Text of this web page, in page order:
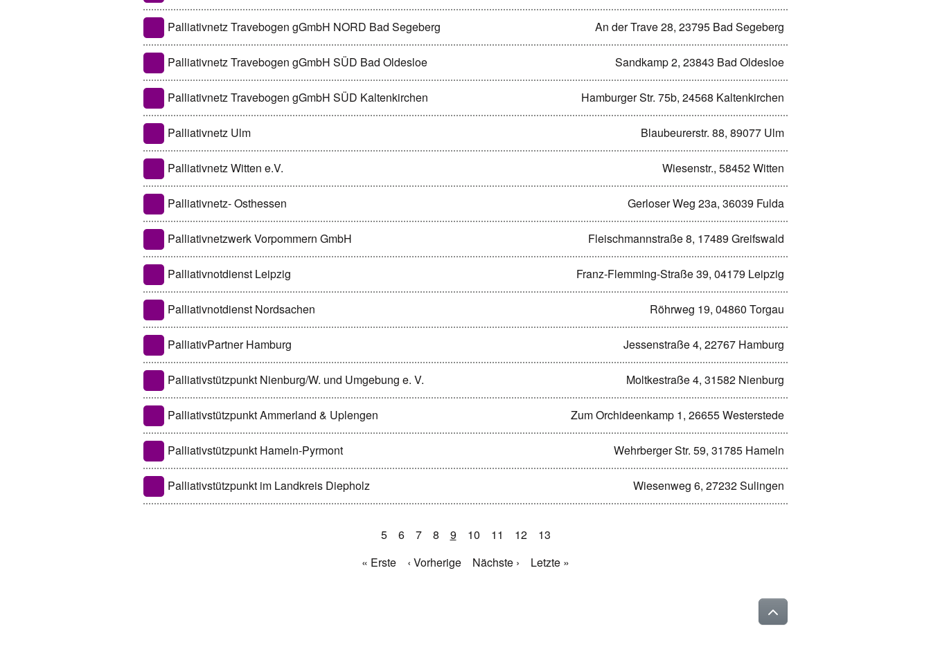
Palliativnetz Travebogen gGmbH NORD Bad Segeberg An der Trave 28, 23795 Bad Segeberg
Palliativnetz Travebogen gGmbH SÜD Bad Oldesloe Sandkamp 2, 23843 Bad Oldesloe
Palliativnetz Travebogen gGmbH SÜD Kaltenkirchen Hamburger Str. 75b, 24568 Kaltenkirchen
Palliativnetz Ulm Blaubeurerstr. 88, 89077 Ulm
Palliativnetz Witten e.V. Wiesenstr., 58452 Witten
Palliativnetz- Osthessen Gerloser Weg 23a, 36039 Fulda
Palliativnetzwerk Vorpommern GmbH Fleischmannstraße 8, 17489 Greifswald
Palliativnotdienst Leipzig Franz-Flemming-Straße 39, 04179 Leipzig
Palliativnotdienst Nordsachen Röhrweg 19, 04860 Torgau
PalliativPartner Hamburg Jessenstraße 4, 22767 Hamburg
Palliativstützpunkt Nienburg/W. und Umgebung e. V. Moltkestraße 4, 31582 Nienburg
Palliativstützpunkt Ammerland & Uplengen Zum Orchideenkamp 1, 26655 Westerstede
Palliativstützpunkt Hameln-Pyrmont Wehrberger Str. 59, 31785 Hameln
Palliativstützpunkt im Landkreis Diepholz Wiesenweg 6, 27232 Sulingen
5 6 7 8 9 10 11 12
13
« Erste
‹ Vorherige Nächste › Letzte »